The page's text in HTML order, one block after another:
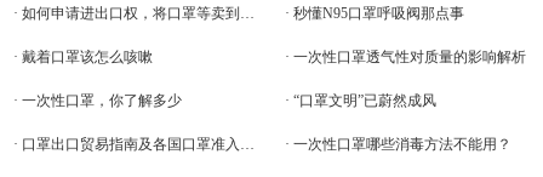
· 如何申请进出口权，将口罩等卖到海外？ · 秒懂N95口罩呼吸阀那点事
· 戴着口罩该怎么咳嗽 · 一次性口罩透气性对质量的影响解析
· 一次性口罩，你了解多少 · “口罩文明”已蔚然成风
· 口罩出口贸易指南及各国口罩准入条件 · 一次性口罩哪些消毒方法不能用？